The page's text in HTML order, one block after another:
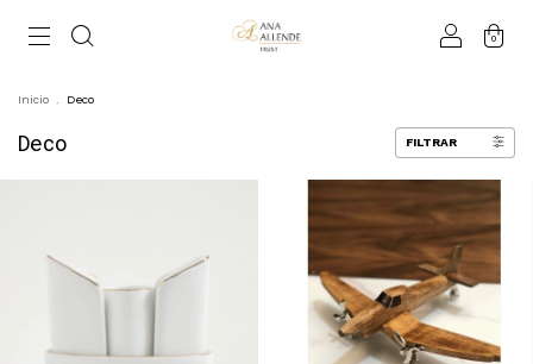
0
Inicio Deco
Deco FILTRAR